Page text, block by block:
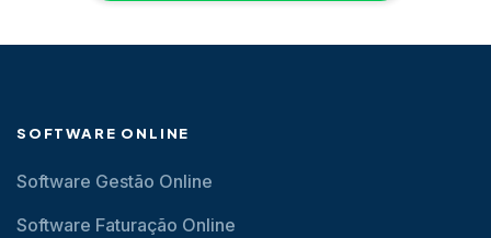
SOFTWARE ONLINE
Software Gestão Online
Software Faturação Online